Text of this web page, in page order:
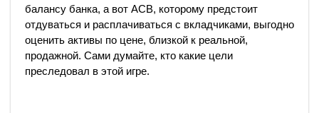
балансу банка, а вот АСВ, которому предстоит
отдуваться и расплачиваться с вкладчиками, выгодно
оценить активы по цене, близкой к реальной,
продажной. Сами думайте, кто какие цели
преследовал в этой игре.